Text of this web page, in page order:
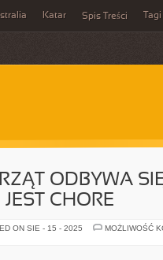
Katar Spis Treści Tagi
ODBYWA
CHORE
ON SIE - 15 - 2025
MOŻLIWOŚĆ